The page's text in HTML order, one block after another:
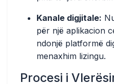
Kanale digjitale:
për një aplikacion
ndonjë platformë
menaxhim lizingu.
Procesi i